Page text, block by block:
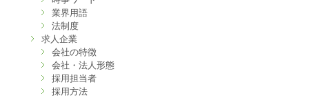
業界用語
法制度
求人企業
会社の特徴
会社・法人形態
採用担当者
採用方法